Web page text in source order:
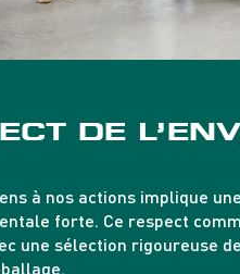
DE
à nos actions implique
forte. Ce respect
une sélection rigoureuse